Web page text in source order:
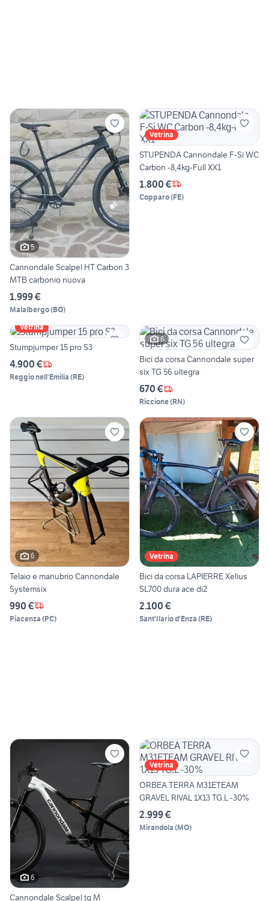
5
Cannondale Scalpel HT Carbon 3
MTB carbonio nuova
1.999 €
Malalbergo(BO)
Vetrina
STUPENDA Cannondale F-Si WC
Carbon -8,4kg-Full XX1
1.800 €
Copparo(FE)
Vetrina
Stumpjumper 15 pro S3
4.900 €
Reggio nell'Emilia (RE)
6
Bici da corsa Cannondale super
six TG 56 ultegra
670 €
Riccione(RN)
6
Telaio e manubrio Cannondale
Systemsix
990 €
Piacenza (PC)
Vetrina
Bici da corsa LAPIERRE Xelius
SL700 dura ace di2
2.100 €
Sant'Ilario d'Enza (RE)
6
Cannondale Scalpel tg M
Vetrina
ORBEA TERRA M31ETEAM
GRAVEL RIVAL 1X13 TG.L -30%
2.999 €
Mirandola (MO)